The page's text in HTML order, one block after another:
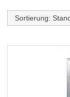
Sortierung: